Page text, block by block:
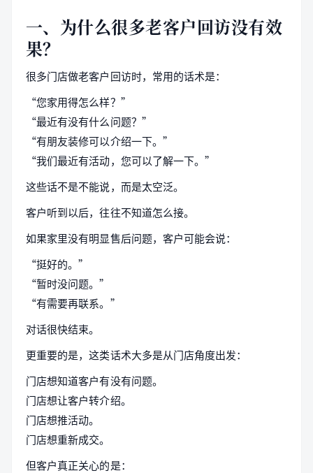
一、为什么很多老客户回访没有效
果？
很多门店做老客户回访时，常用的话术是：
“您家用得怎么样？”
“最近有没有什么问题？”
“有朋友装修可以介绍一下。”
“我们最近有活动，您可以了解一下。”
这些话不是不能说，而是太空泛。
客户听到以后，往往不知道怎么接。
如果家里没有明显售后问题，客户可能会说：
“挺好的。”
“暂时没问题。”
“有需要再联系。”
对话很快结束。
更重要的是，这类话术大多是从门店角度出发：
门店想知道客户有没有问题。
门店想让客户转介绍。
门店想推活动。
门店想重新成交。
但客户真正关心的是：